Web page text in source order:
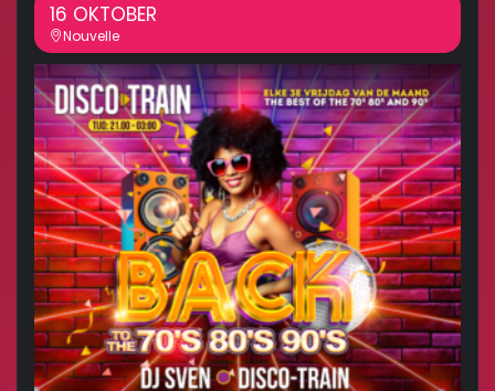
16 OKTOBER
Nouvelle